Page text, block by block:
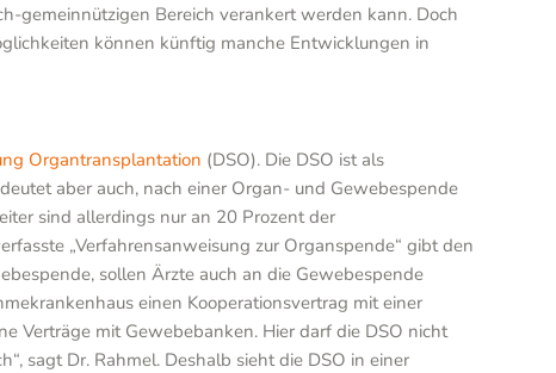
gemeinnützigen Bereich verankert werden kann. Doch
können künftig manche Entwicklungen in
Organtransplantation (DSO). Die DSO ist als
aber auch, nach einer Organ- und Gewebespende
sind allerdings nur an 20 Prozent der
„Verfahrensanweisung zur Organspende“ gibt den
sollen Ärzte auch an die Gewebespende
einen Kooperationsvertrag mit einer
Verträge mit Gewebebanken. Hier darf die DSO nicht
sagt Dr. Rahmel. Deshalb sieht die DSO in einer